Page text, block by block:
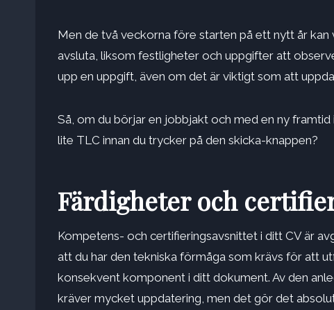
Men de två veckorna före starten på ett nytt år
avsluta, liksom festligheter och uppgifter att
upp en uppgift, även om det är viktigt som att
Så, om du börjar en jobbjakt och med en ny
lite TLC innan du trycker på den skicka-knappen?
Färdigheter och
Kompetens- och certifieringsavsnittet i ditt CV är
att du har den tekniska förmåga som krävs för att
konsekvent komponent i ditt dokument. Av den
kräver mycket uppdatering, men det gör det